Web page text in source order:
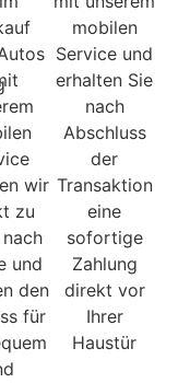
wir
zu
nach
und
den
für
mobilen
Service und
erhalten Sie
nach
Abschluss
der
Transaktion
eine
sofortige
Zahlung
direkt vor
Ihrer
Haustür